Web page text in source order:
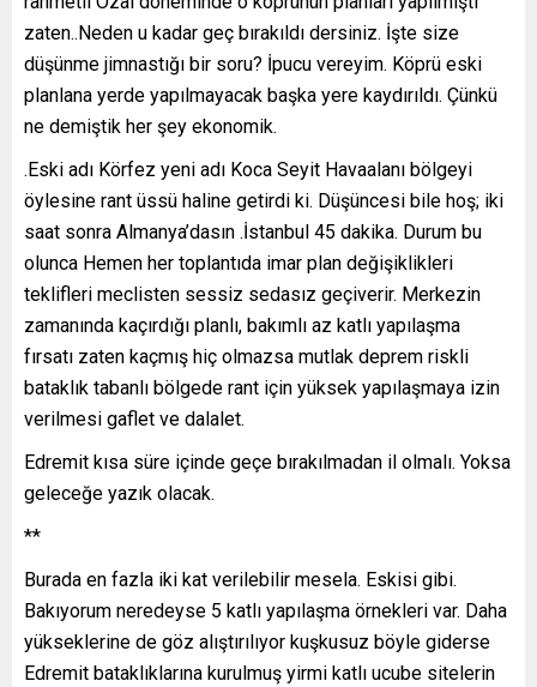
zaten..Neden u kadar geç bırakıldı dersiniz. İşte size
düşünme jimnastığı bir soru? İpucu vereyim. Köprü eski
planlana yerde yapılmayacak başka yere kaydırıldı. Çünkü
ne demiştik her şey ekonomik.
.Eski adı Körfez yeni adı Koca Seyit Havaalanı bölgeyi
öylesine rant üssü haline getirdi ki. Düşüncesi bile hoş; iki
saat sonra Almanya’dasın .İstanbul 45 dakika. Durum bu
olunca Hemen her toplantıda imar plan değişiklikleri
teklifleri meclisten sessiz sedasız geçiverir. Merkezin
zamanında kaçırdığı planlı, bakımlı az katlı yapılaşma
fırsatı zaten kaçmış hiç olmazsa mutlak deprem riskli
bataklık tabanlı bölgede rant için yüksek yapılaşmaya izin
verilmesi gaflet ve dalalet.
Edremit kısa süre içinde geçe bırakılmadan il olmalı. Yoksa
geleceğe yazık olacak.
**
Burada en fazla iki kat verilebilir mesela. Eskisi gibi.
Bakıyorum neredeyse 5 katlı yapılaşma örnekleri var. Daha
yükseklerine de göz alıştırılıyor kuşkusuz böyle giderse
Edremit bataklıklarına kurulmuş yirmi katlı ucube sitelerin